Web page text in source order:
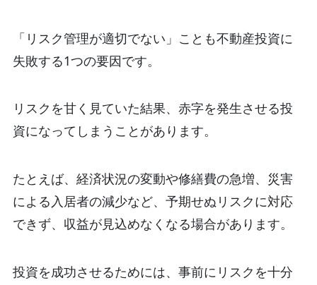
「リスク管理が適切でない」ことも不動産投資に
失敗する1つの要因です。
リスクを甘く見ていた結果、赤字を発生させる投
資になってしまうことがあります。
たとえば、経済状況の変動や修繕費の急増、災害
による入居者の減少など、予期せぬリスクに対応
できず、収益が見込めなくなる場合があります。
投資を成功させるためには、事前にリスクを十分